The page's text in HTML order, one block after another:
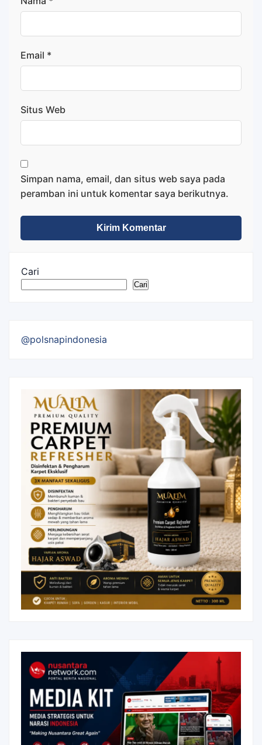
Email *
Situs Web
Simpan nama, email, dan situs web saya pada
peramban ini untuk komentar saya berikutnya.
Cari
Cari
@polsnapindonesia